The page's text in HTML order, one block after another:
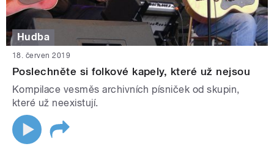
Hudba
18. červen 2019
Poslechněte si folkové kapely, které už nejsou
Kompilace vesměs archivních písniček od skupin,
které už neexistují.